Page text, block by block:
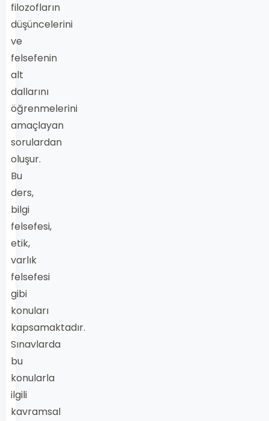
filozofların
düşüncelerini
ve
felsefenin
alt
dallarını
öğrenmelerini
amaçlayan
sorulardan
oluşur.
Bu
ders,
bilgi
felsefesi,
etik,
varlık
felsefesi
gibi
konuları
kapsamaktadır.
Sınavlarda
bu
konularla
ilgili
kavramsal